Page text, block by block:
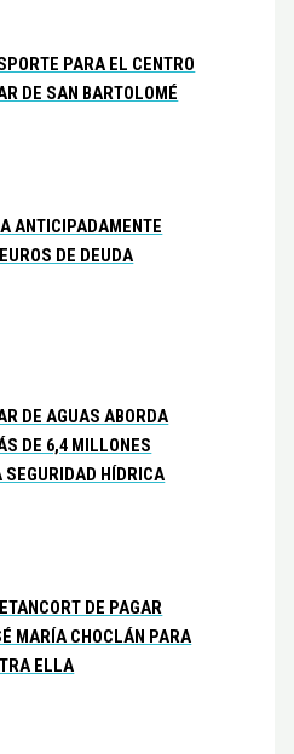
PARA EL CENTRO
DE SAN BARTOLOMÉ
ANTICIPADAMENTE
DE DEUDA
DE AGUAS ABORDA
DE 6,4 MILLONES
SEGURIDAD HÍDRICA
DE PAGAR
MARÍA CHOCLÁN PARA
ELLA